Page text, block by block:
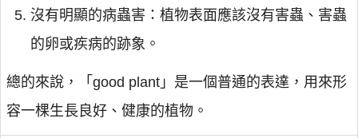
沒有明顯的病蟲害：植物表面應該沒有害蟲、害蟲
的卵或疾病的跡象。
總的來說，「good plant」是一個普通的表達，用來形
容一棵生長良好、健康的植物。